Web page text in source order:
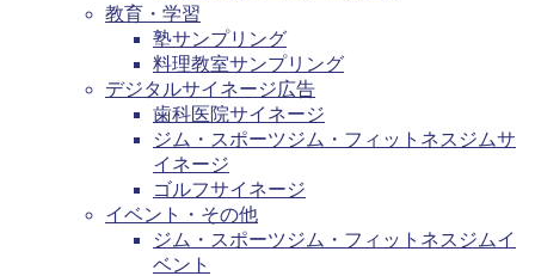
教育・学習
塾サンプリング
料理教室サンプリング
デジタルサイネージ広告
歯科医院サイネージ
ジム・スポーツジム・フィットネスジムサ
イネージ
ゴルフサイネージ
イベント・その他
ジム・スポーツジム・フィットネスジムイ
ベント